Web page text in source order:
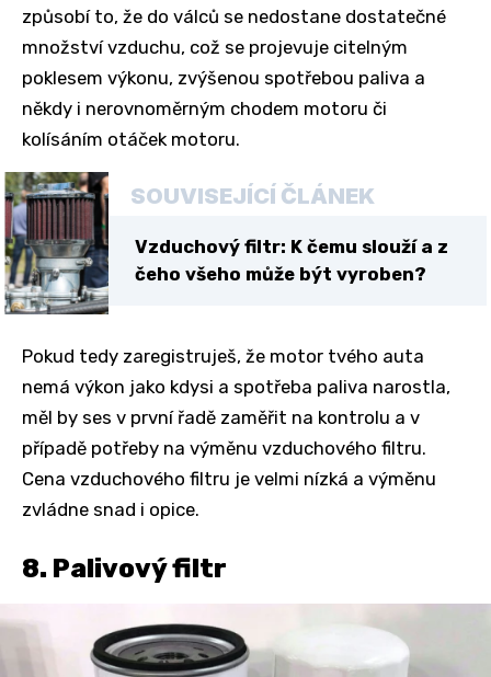
způsobí to, že do válců se nedostane dostatečné
množství vzduchu, což se projevuje citelným
poklesem výkonu, zvýšenou spotřebou paliva a
někdy i nerovnoměrným chodem motoru či
kolísáním otáček motoru.
SOUVISEJÍCÍ ČLÁNEK
Vzduchový filtr: K čemu slouží a z
čeho všeho může být vyroben?
Pokud tedy zaregistruješ, že motor tvého auta
nemá výkon jako kdysi a spotřeba paliva narostla,
měl by ses v první řadě zaměřit na kontrolu a v
případě potřeby na výměnu vzduchového filtru.
Cena vzduchového filtru je velmi nízká a výměnu
zvládne snad i opice.
8. Palivový filtr